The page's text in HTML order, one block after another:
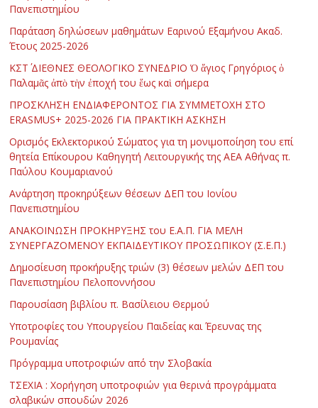
Πανεπιστημίου
Παράταση δηλώσεων μαθημάτων Εαρινού Εξαμήνου Ακαδ.
Έτους 2025-2026
ΚΣΤ΄ ΔΙΕΘΝΕΣ ΘΕΟΛΟΓΙΚΟ ΣΥΝΕΔΡΙΟ Ὁ ἅγιος Γρηγόριος ὁ
Παλαμᾶς ἀπὸ τὴν ἐποχή του ἕως καὶ σήμερα
ΠΡΟΣΚΛΗΣΗ ΕΝΔΙΑΦΕΡΟΝΤΟΣ ΓΙΑ ΣΥΜΜΕΤΟΧΗ ΣΤΟ
ERASMUS+ 2025-2026 ΓΙΑ ΠΡΑΚΤΙΚΗ ΑΣΚΗΣΗ
Ορισμός Εκλεκτορικού Σώματος για τη μονιμοποίηση του επί
θητεία Επίκουρου Καθηγητή Λειτουργικής της ΑΕΑ Αθήνας π.
Παύλου Κουμαριανού
Ανάρτηση προκηρύξεων θέσεων ΔΕΠ του Ιονίου
Πανεπιστημίου
ΑΝΑΚΟΙΝΩΣΗ ΠΡΟΚΗΡΥΞΗΣ του Ε.Α.Π. ΓΙΑ ΜΕΛΗ
ΣΥΝΕΡΓΑΖΟΜΕΝΟΥ ΕΚΠΑΙΔΕΥΤΙΚΟΥ ΠΡΟΣΩΠΙΚΟΥ (Σ.Ε.Π.)
Δημοσίευση προκήρυξης τριών (3) θέσεων μελών ΔΕΠ του
Πανεπιστημίου Πελοποννήσου
Παρουσίαση βιβλίου π. Βασίλειου Θερμού
Υποτροφίες του Υπουργείου Παιδείας και Έρευνας της
Ρουμανίας
Πρόγραμμα υποτροφιών από την Σλοβακία
ΤΣΕΧΙΑ : Χορήγηση υποτροφιών για θερινά προγράμματα
σλαβικών σπουδών 2026